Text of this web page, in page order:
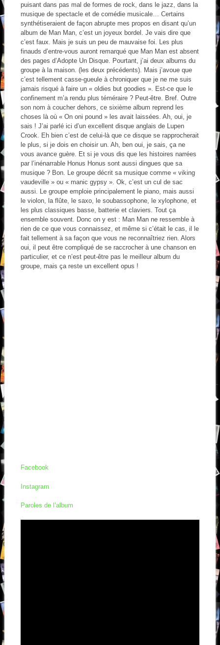
puisant dans pas mal de formes de rock, dans le jazz, dans la
musique de spectacle et de comédie musicale… Certains
synthétiseraient de façon abrupte mes propos en disant qu’un
album de Man Man, c’est un joyeux bordel. Je vais dire que
c’est faux. Mais je suis un peu de mauvaise foi. Les plus
finauds d’entre-vous auront remarqué que Man Man est absent
des pages d’Adopte Un Disque. Pourtant, j’ai deux albums du
groupe à la maison. (les deux précédents). Mais j’avoue que
c’est tellement casse-gueule à chroniquer que je ne me suis
jamais risqué à faire un « oldies but goodies ». Est-ce que le
confinement m’a rendu plus téméraire ? Peut-être. Bref. Outre
son nom à coucher dehors, ce sixième album reprend les
choses là où « On oni pound » les avait laissées. Ah, oui, je
sais ! J’ai parlé ici d’un excellent disque anglais de Lupen
Crook. Eh bien c’est de celui-là que ce disque se rapprocherait
le plus, si je dois en choisir un. Ah, ben oui, je sais, ça ne
vous avance guère. Et si je vous dis que les histoires narrées
par l’inénarrable Honus Honus sont aussi dingues que sa
musique ? Bon. Le groupe décrit sa musique comme « viking
vaudeville » ou « manic gypsy ». Ok, c’est un cul de sac
aussi. Le groupe emploie principalement le piano, mais aussi
le violon, la flûte, le saxo, le soubassophone, le xylophone, et
les plus classiques basse, batterie et claviers. Tout ça
ensemble souvent. Donc on y est : Man Man ne ressemble à
rien de ce que vous connaissez, et même si c’était le cas, il le
fait tellement à sa façon que vous ne reconnaîtriez rien. Alors
oui, il peut être compliqué de se raccrocher à une chanson en
particulier, et ce n’est peut-être pas le meilleur album du
groupe, mais ça reste un excellent opus !
Facebook
Instagram
Paroles de l’album